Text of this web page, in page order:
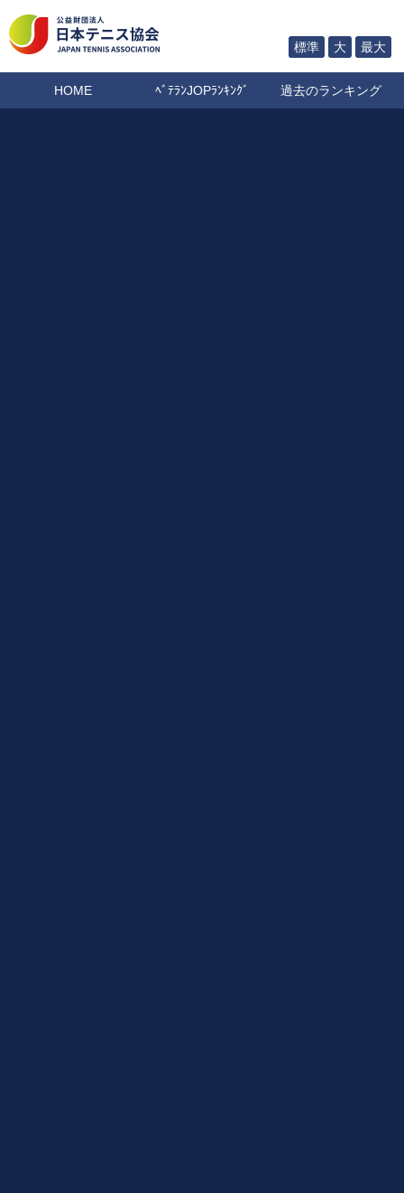
標準 大 最大
HOME ﾍﾞﾃﾗﾝJOPﾗﾝｷﾝｸﾞ 過去のランキング